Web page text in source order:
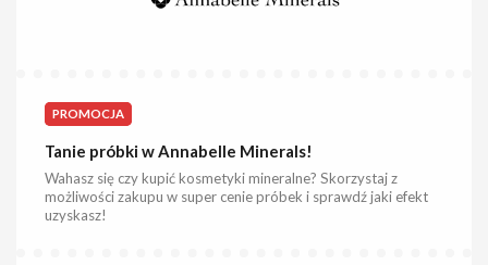
PROMOCJA
Tanie próbki w Annabelle Minerals!
Wahasz się czy kupić kosmetyki mineralne? Skorzystaj z
możliwości zakupu w super cenie próbek i sprawdź jaki efekt
uzyskasz!